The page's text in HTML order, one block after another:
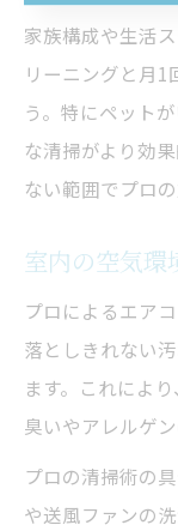
家族構成や生活
リーニングと月1
う。特にペット
な清掃がより効
ない範囲でプロ
室内の空気環
プロによるエア
落としきれない
ます。これによ
臭いやアレルゲ
プロの清掃術の
や送風ファンの
お